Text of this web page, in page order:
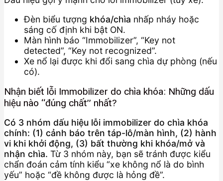
Đèn biểu tượng khóa/chìa nhấp nháy hoặc
sáng cố định khi bật ON.
Màn hình báo “Immobilizer”, “Key not
detected”, “Key not recognized”.
Xe nổ lại được khi đổi sang chìa dự phòng (nếu
có).
Nhận biết lỗi Immobilizer do chìa khóa: Những dấu
hiệu nào “đúng chất” nhất?
Có 3 nhóm dấu hiệu lỗi immobilizer do chìa khóa
chính: (1) cảnh báo trên táp-lô/màn hình, (2) hành
vi khi khởi động, (3) bất thường khi khóa/mở và
nhận chìa. Từ 3 nhóm này, bạn sẽ tránh được kiểu
chẩn đoán cảm tính kiểu “xe không nổ là do bình
yếu” hoặc “đề không được là hỏng đề”.